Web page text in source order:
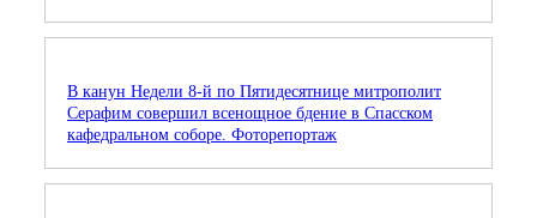
В канун Недели 8-й по Пятидесятнице митрополит
Серафим совершил всенощное бдение в Спасском
кафедральном соборе. Фоторепортаж